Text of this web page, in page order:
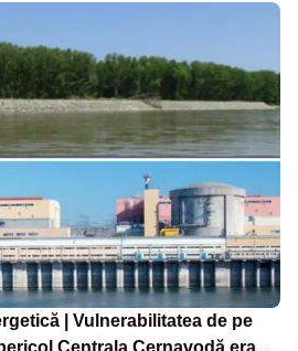
| Vulnerabilitatea de pe
Centrala Cernavodă era